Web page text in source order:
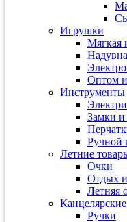
Игрушки
Мягкая
Оптом
Инструменты
Замки
Ручной
Летние
Очки
Отдых
Летняя
Ручки